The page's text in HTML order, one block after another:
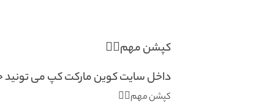
کپشن مهم👇🏻
داخل سایت کوین مارکت کپ می
کپشن مهم👇🏻